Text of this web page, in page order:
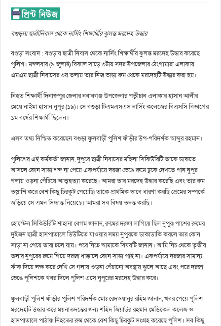
বগুড়ায় ছাত্রীনিবাস থেকে নার্সিং শিক্ষার্থীর ঝুলন্ত মরদেহ উদ্ধার
বগুড়া সংবাদ : বগুড়ায় ছাত্রী নিবাস থেকে নার্সিং শিক্ষার্থীর ঝুলন্ত মরদেহ উদ্ধার করেছে
পুলিশ। মঙ্গলবার (৯ জুলাই) বিকাল সাড়ে ৩টায় সদর উপজেলার ঠেংগামারা এলাকায়
এমএম ছাত্রী নিবাসের ৩য় তলায় তার নিজ ভাড়া রুম থেকে মরদেহটি উদ্ধার করা হয়।
নিহত শিক্ষার্থী দিনাজপুর জেলার নবাবগঞ্জ উপজেলার পত্নীচান এলাকার হাসান আলীর
মেয়ে নাইমা হাসান নুপুর (১৯)। সে বগুড়া টিএমএসএস নার্সিং কলেজের বিএসসি বিভাগের
১ম বর্ষের শিক্ষার্থী ছিলেন।
এসব তথ্য নিশ্চিত করেছেন বগুড়া ফুলবাড়ী পুলিশ ফাঁড়ীর উপ-পরিদর্শক আব্দুর রহমান।
পুলিশের এই কর্মকর্তা জানান, দুপুরে ছাত্রী নিবাসের মহিলা সিকিউরিটি তাকে ডাকতে
আসলে কোন সাড়া শব্দ না পেয়ে একপর্যায়ে দরজা ভেঙে রুমে ঢুকে দেখতে পান নুপুর
গলায় ওড়না পেঁচিয়ে আত্মহত্যা করেছে। আমরা তার মরদেহ উদ্ধার করেছি এবং তার রুম
তল্লাশি করে বেশ কিছু চিরকুট পেয়েছি৷ তাকে প্রাথমিক ভাবে ধারণা করছি প্রেমের সম্পর্কে
জড়িয়ে সে এমন সিন্ধান্ত নিয়েছে। আমরা সব বিষয় তদন্ত করছি।
হোস্টেল সিকিউরিটি শাহানা বেগম জানান, রুমের দরজা লাগিয়ে ছিল নুপুর৷ পাশের রুমের
দুইজন ছাত্রী হাসপাতালে ডিউটিতে যাওয়ার সময় নুপুরকে ডাকাডাকি করলে তার কোন
সাড়া না পেয়ে তারা চলে যায়। পরে নিচে আমাকে বিষয়টি জানান। আমি নিচ থেকে তৃতীয়
তলার নুপুরের রুমে গিয়ে দরজা ধাক্কালে কোন সাড়া পাই না। একপর্যায়ে দরজার সামান্য
ফাঁক দিয়ে লক্ষ করে দেখি সে গলায় ওড়না পেঁচানো অবস্থায় ঝুলে আছে এবং পরে দরজা
ভেঙে পুলিশকে খবর দিলে পুলিশ এসে নুপুরের মরদেহ উদ্ধার করে।
ফুলবাড়ী পুলিশ ফাঁড়ীর পুলিশ পরিদর্শক মোঃ রেদওয়ানুর রহিম জানান, খবর পেয়ে পুলিশ
মরদেহটি উদ্ধার করে ময়নাতদন্তের জন্য শহিদ জিয়াউর রহমান মেডিকেল কলেজ ও
হাসপাতালে পাঠায়৷ নিহতের রুম থেকে বেশ কিছু চিরকুট সংগ্রহ করেছে পুলিশ। সব কিছু